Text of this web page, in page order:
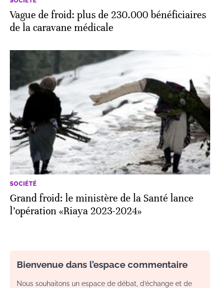
Vague de froid: plus de 230.000 bénéficiaires
de la caravane médicale
SOCIÉTÉ
Grand froid: le ministère de la Santé lance
l’opération «Riaya 2023-2024»
Bienvenue dans l’espace commentaire
Nous souhaitons un espace de débat, d’échange et de